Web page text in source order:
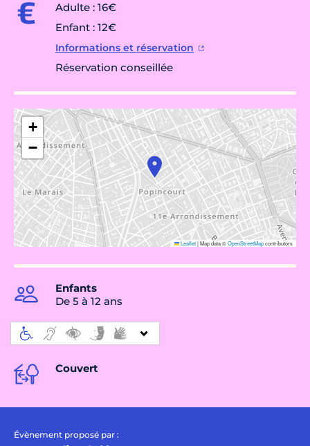
Adulte : 16€
Enfant : 12€
Informations et réservation
Réservation conseillée
+
−
Leaflet|Map data ©OpenStreetMapcontributors
Enfants
De 5 à 12 ans
Couvert
Évènement proposé par :